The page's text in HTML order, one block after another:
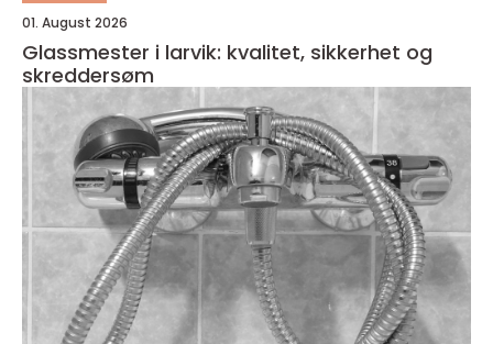
01. August 2026
Glassmester i larvik: kvalitet, sikkerhet og
skreddersøm